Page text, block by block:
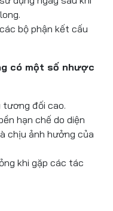
bộ phận kết cấu
có một số nhược
tương đối cao.
hạn chế do diện
chịu ảnh hưởng của
khi gặp các tác